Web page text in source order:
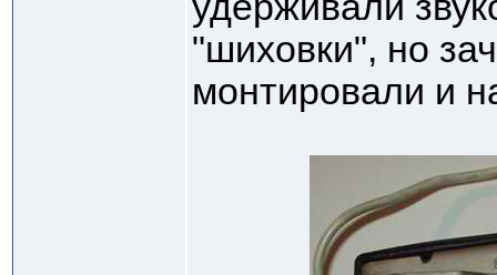
"шиховки", но
монтировали и